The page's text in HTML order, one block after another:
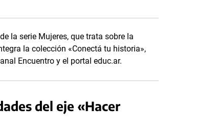
la serie Mujeres, que trata sobre la
la colección «Conectá tu historia»,
Encuentro y el portal educ.ar.
del eje «Hacer